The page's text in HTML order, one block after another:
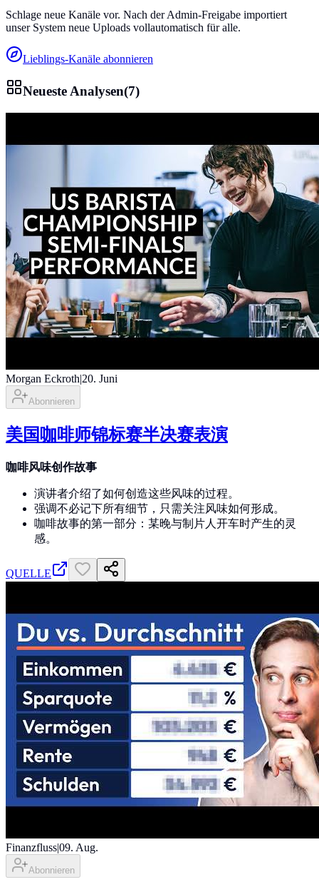
Schlage neue Kanäle vor. Nach der Admin-Freigabe importiert
unser System neue Uploads vollautomatisch für alle.
Lieblings-Kanäle abonnieren
Neueste Analysen(7)
Morgan Eckroth|20. Juni
Abonnieren
美国咖啡师锦标赛半决赛表演
咖啡风味创作故事
演讲者介绍了如何创造这些风味的过程。
强调不必记下所有细节，只需关注风味如何形成。
咖啡故事的第一部分：某晚与制片人开车时产生的灵
感。
QUELLE
Finanzfluss|09. Aug.
Abonnieren